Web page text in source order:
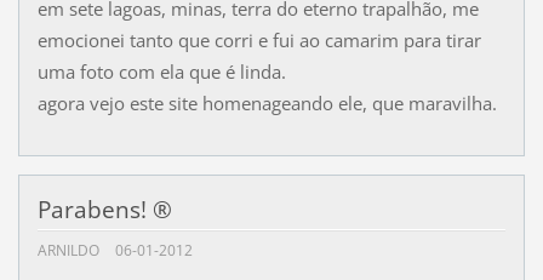
em sete lagoas, minas, terra do eterno trapalhão, me
emocionei tanto que corri e fui ao camarim para tirar
uma foto com ela que é linda.
agora vejo este site homenageando ele, que maravilha.
Parabens! ®
ARNILDO 06-01-2012